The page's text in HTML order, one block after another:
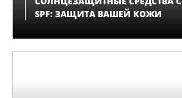
SPF: ЗАЩИТА ВАШЕЙ КОЖИ